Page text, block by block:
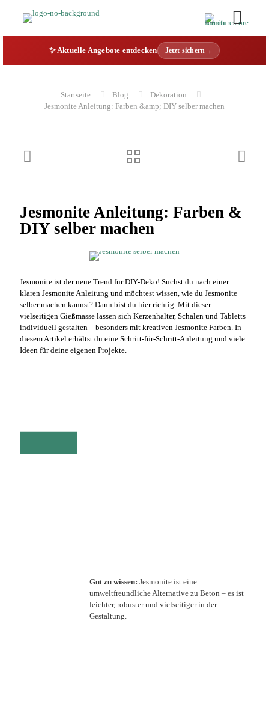
✨ Aktuelle Angebote entdecken Jetzt sichern→
Startseite Blog
Dekoration
Jesmonite Anleitung: Farben &amp; DIY selber machen
Jesmonite Anleitung: Farben &
DIY selber machen
Jesmonite ist der neue Trend für DIY-Deko! Suchst du nach einer
klaren Jesmonite Anleitung und möchtest wissen, wie du Jesmonite
selber machen kannst? Dann bist du hier richtig. Mit dieser
vielseitigen Gießmasse lassen sich Kerzenhalter, Schalen und Tabletts
individuell gestalten – besonders mit kreativen Jesmonite Farben. In
diesem Artikel erhältst du eine Schritt-für-Schritt-Anleitung und viele
Ideen für deine eigenen Projekte.
Gut zu wissen: Jesmonite ist eine
umweltfreundliche Alternative zu Beton – es ist
leichter, robuster und vielseitiger in der
Gestaltung.